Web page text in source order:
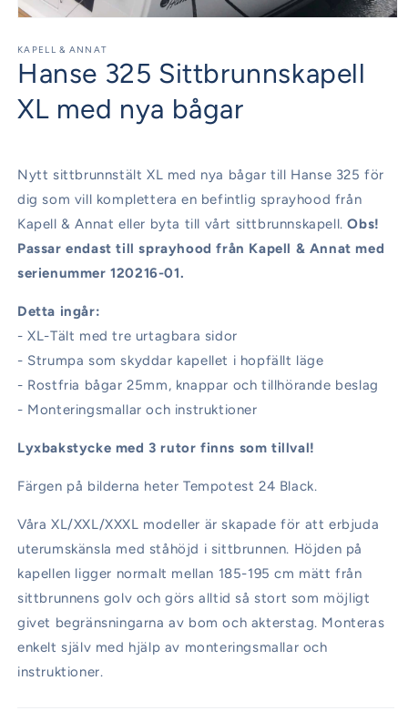
1
i
modalfönster
KAPELL & ANNAT
Hanse 325 Sittbrunnskapell
XL med nya bågar
Nytt sittbrunnstält XL med nya bågar till Hanse 325 för
dig som vill komplettera en befintlig sprayhood från
Kapell & Annat eller byta till vårt sittbrunnskapell.Obs!
Passar endast till sprayhood från Kapell & Annat med
serienummer 120216-01.
Detta ingår:
- XL-Tält med tre urtagbara sidor
- Strumpa som skyddar kapellet i hopfällt läge
- Rostfria bågar 25mm, knappar och tillhörande beslag
- Monteringsmallar och instruktioner
Lyxbakstycke med 3 rutor finns som tillval!
Färgen på bilderna heter Tempotest 24 Black.
Våra XL/XXL/XXXL modeller är skapade för att erbjuda
uterumskänsla med ståhöjd i sittbrunnen. Höjden på
kapellen ligger normalt mellan 185-195 cm mätt från
sittbrunnens golv och görs alltid så stort som möjligt
givet begränsningarna av bom och akterstag. Monteras
enkelt själv med hjälp av monteringsmallar och
instruktioner.